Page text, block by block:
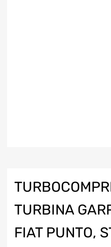
TURBINA
FIAT PUNTO,